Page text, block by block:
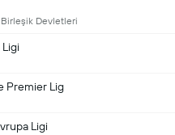
Devletleri
Ligi
Premier Lig
Ligi